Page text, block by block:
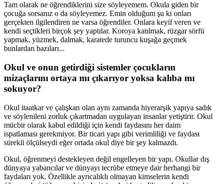
Tam olarak ne öğrendiklerini size söyleyemem. Okula giden bir
çocuğa sorsanız o da söyleyemez. Emin olduğum şu ki onları
gerçekten ilgilendiren ne varsa öğrendiler. Onlara keyif veren ve
kendi seçtikleri birçok şey yaptılar. Koroya katılmak, rüzgar sörfü
yapmak, yüzmek, dalmak, karatede turuncu kuşağa geçmek
bunlardan bazıları...
Okul ve onun getirdiği sistemler çocukların
mizaçlarını ortaya mı çıkarıyor yoksa kalıba mı
sokuyor?
Okul itaatkar ve çalışkan olan aynı zamanda hiyerarşik yapıya sadık
ve söylenileni zorluk çıkartmadan uygulayan insanlar yetiştirir. Okul
mücbir olarak kabul edildiği için kendi faydasını her daim
ispatlaması gerekmiyor. Bir ticari yapı gibi verimliliği ve faydası
sürekli ölçülseydi eğer ortada okul diye bir şey kalmazdı.
Okul, öğrenmeyi destekleyen değil engelleyen bir yapı. Okullar dış
dünyaya yabancılar ve dünyayı tecrübe etmeye dair herhangi bir
faydaları yok. Özellikle ayrıcalıklı olmayan kimselerin kendi